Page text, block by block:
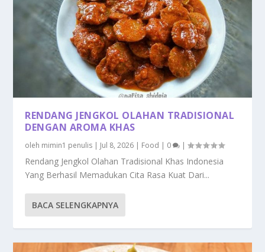
RENDANG JENGKOL OLAHAN TRADISIONAL
DENGAN AROMA KHAS
oleh mimin1 penulis | Jul 8, 2026 | Food | 0 |
Rendang Jengkol Olahan Tradisional Khas Indonesia
Yang Berhasil Memadukan Cita Rasa Kuat Dari...
BACA SELENGKAPNYA